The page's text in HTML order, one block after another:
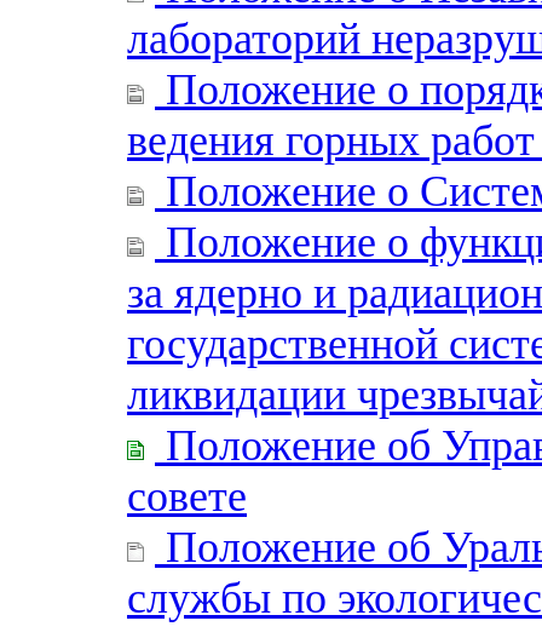
лабораторий
Положение о
ведения горных
Положение о
Положение о
за ядерно и
государственной
ликвидации
Положение об
совете
Положение об
службы по